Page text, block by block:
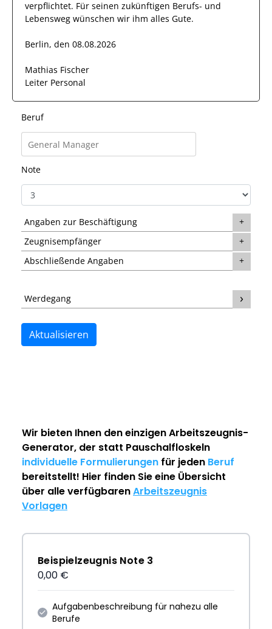
verpflichtet. Für seinen zukünftigen Berufs- und
Lebensweg wünschen wir ihm alles Gute.
Berlin, den 08.08.2026
Mathias Fischer
Leiter Personal
Beruf
Note
Angaben zur Beschäftigung
Zeugnisempfänger
Abschließende Angaben
Werdegang
Aktualisieren
Wir bieten Ihnen den einzigenArbeitszeugnis-
Generator, der statt Pauschalfloskeln
individuelle Formulierungen für jeden Beruf
bereitstellt! Hier finden Sie eine Übersicht
über alle verfügbarenArbeitszeugnis
Vorlagen
Beispielzeugnis Note 3
0,00 €
Aufgabenbeschreibung für nahezu alle
Berufe